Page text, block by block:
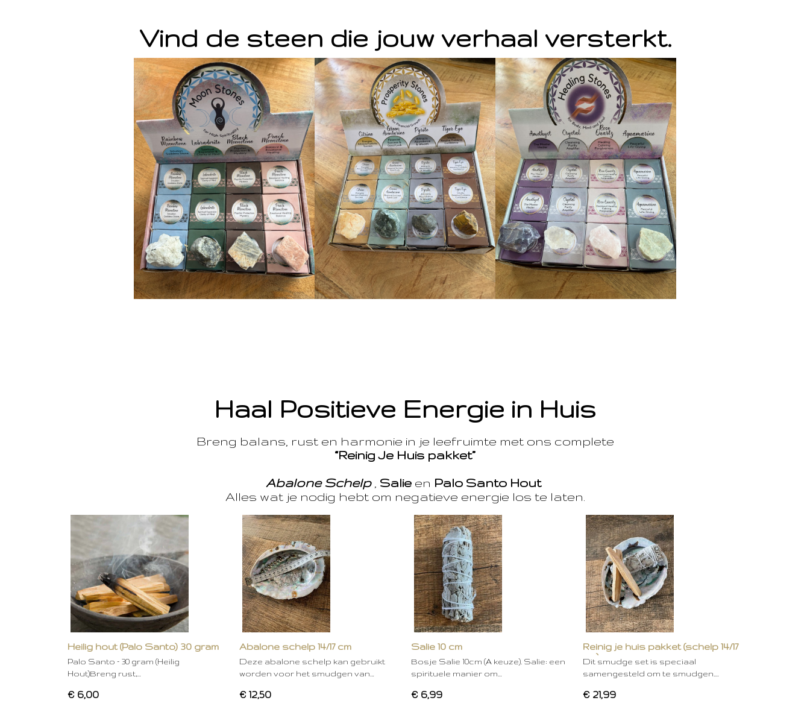
Vind de steen die jouw verhaal versterkt.
Haal Positieve Energie in Huis
Breng balans, rust en harmonie in je leefruimte met ons complete
“Reinig Je Huis pakket”
Abalone Schelp, Salie en Palo Santo Hout
Alles wat je nodig hebt om negatieve energie los te laten.
Heilig hout (Palo Santo) 30 gram
Palo Santo – 30 gram (Heilig
Hout)Breng rust,…
€ 6,00
Abalone schelp 14/17 cm
Deze abalone schelp kan gebruikt
worden voor het smudgen van…
€ 12,50
Salie 10 cm
Bosje Salie 10cm (A keuze). Salie: een
spirituele manier om…
€ 6,99
Reinig je huis pakket (schelp 14/17
cm)
Dit smudge set is speciaal
samengesteld om te smudgen.…
€ 21,99